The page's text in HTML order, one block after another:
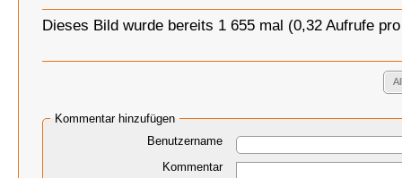
Dieses Bild wurde bereits 1 655 mal (0,32 Aufrufe
Kommentar hinzufügen
Benutzername
Kommentar